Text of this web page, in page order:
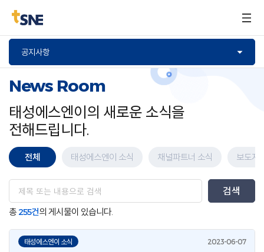
공지사항
News Room
태성에스엔이의 새로운 소식을
전해드립니다.
전체 태성에스엔이 소식 채널파트너 소식 보도자
총 255건의 게시물이 있습니다.
태성에스엔이 소식